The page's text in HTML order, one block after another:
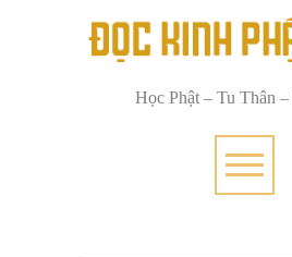
Học Phật – Tu Thân